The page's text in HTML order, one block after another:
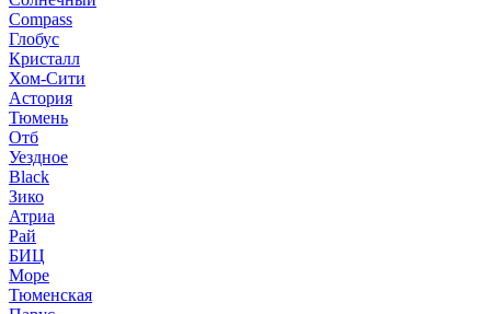
Compass
Глобус
Кристалл
Хом-Сити
Астория
Тюмень
Отб
Уездное
Black
Зико
Атриа
Рай
БИЦ
Море
Тюменская